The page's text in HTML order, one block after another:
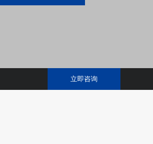
立即咨询